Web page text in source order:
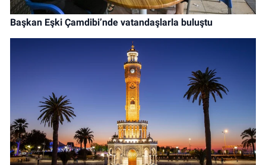
Başkan Eşki Çamdibi’nde vatandaşlarla buluştu